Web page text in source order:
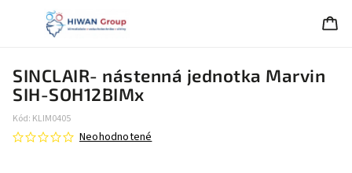
SINCLAIR- nástenná jednotka Marvin
SIH-SOH12BIMx
Kód: KLIM0405
Neohodnotené